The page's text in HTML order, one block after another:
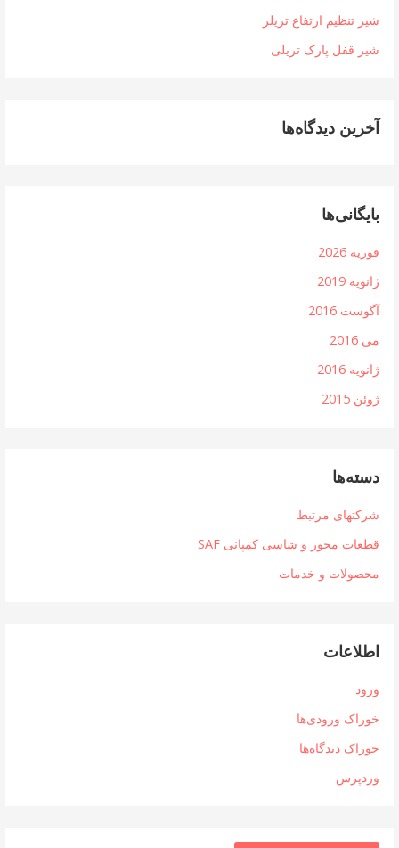
شیر تنظیم ارتفاع تریلر
شیر قفل پارک تریلی
آخرین دیدگاه‌ها
بایگانی‌ها
فوریه 2026
ژانویه 2019
آگوست 2016
می 2016
ژانویه 2016
ژوئن 2015
دسته‌ها
شرکتهای مرتبط
قطعات محور و شاسی کمپانی SAF
محصولات و خدمات
اطلاعات
ورود
خوراک ورودی‌ها
خوراک دیدگاه‌ها
وردپرس